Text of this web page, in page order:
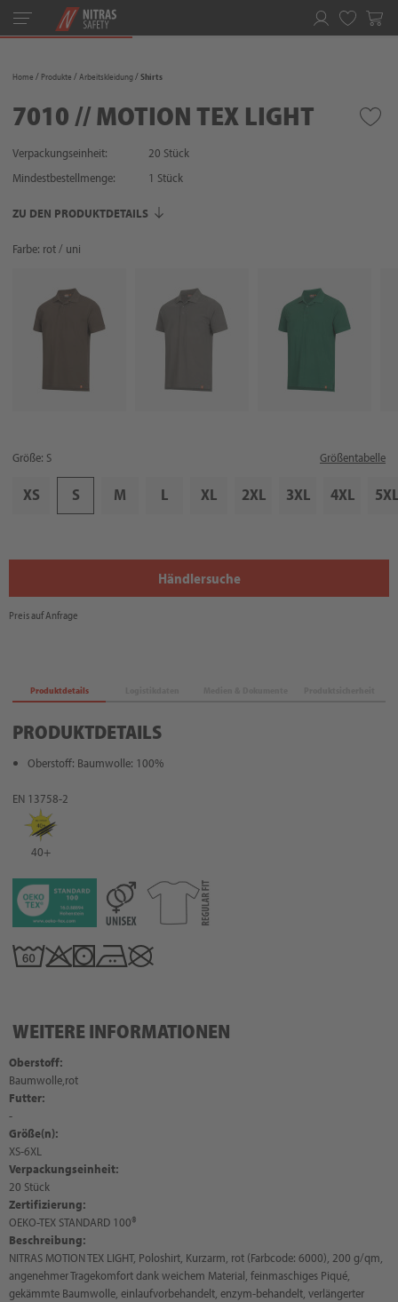
Toggle
navigation
Home Produkte Arbeitskleidung Shirts
7010 // MOTION TEX LIGHT
Verpackungseinheit:
20 Stück
Mindestbestellmenge:
1 Stück
ZU DEN PRODUKTDETAILS
Farbe: rot / uni
Größe: S Größentabelle
XS S M L XL 2XL 3XL 4XL 5XL
Händlersuche
Preis auf Anfrage
Produktdetails
PRODUKTDETAILS
Oberstoff: Baumwolle: 100%
EN 13758-2
40+
WEITERE INFORMATIONEN
Oberstoff:
Baumwolle,rot
Futter:
-
Größe(n):
XS-6XL
Verpackungseinheit:
20 Stück
Zertifizierung:
OEKO-TEX STANDARD 100®
Beschreibung:
NITRAS MOTION TEX LIGHT, Poloshirt, Kurzarm, rot (Farbcode: 6000), 200 g/qm,
angenehmer Tragekomfort dank weichem Material, feinmaschiges Piqué,
gekämmte Baumwolle, einlaufvorbehandelt, enzym-behandelt, verlängerter